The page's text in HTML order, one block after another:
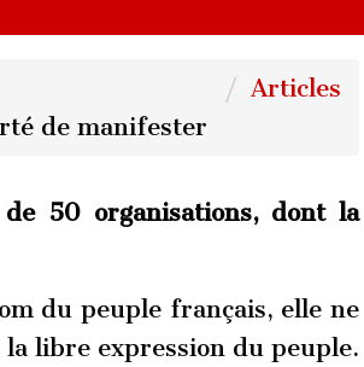
Articles
de manifester
50 organisations, dont la
du peuple français, elle ne
libre expression du peuple.